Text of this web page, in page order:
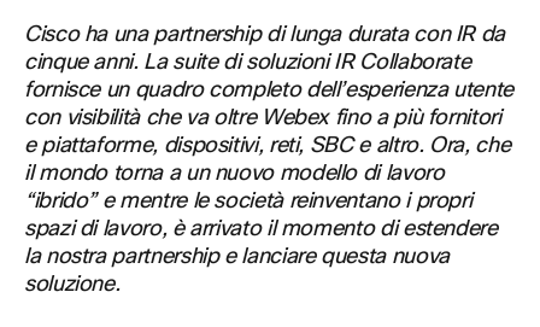
Cisco ha una partnership di lunga durata con IR da
cinque anni. La suite di soluzioniIR Collaborate
fornisce un quadro completo dell’esperienza utente
con visibilità che va oltre Webex fino a più fornitori
e piattaforme, dispositivi, reti, SBC e altro. Ora, che
il mondo torna a un nuovo modello di lavoro
“ibrido” e mentre le società reinventano i propri
spazi di lavoro, è arrivato il momento di estendere
la nostra partnership e lanciare questa nuova
soluzione.